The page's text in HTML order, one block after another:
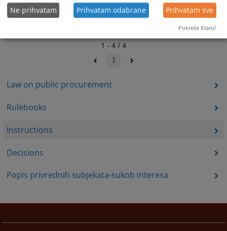
Law on public procurement
Rulebooks
Instructions
Decisions
Popis privrednih subjekata-sukob interesa
1 - 4 / 4
1
Ne prihvatam Prihvatam odabrane Prihvatam sve
Pokreće Klaro!